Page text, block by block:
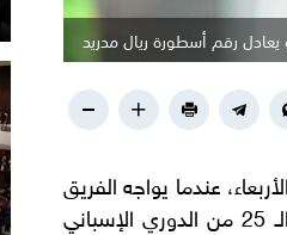
يعادل رقم أسطورة ريال مدريد
عندما يواجه الفريق
العاصمي، ضيفه لاس بالماس في ملعبه سانتياجو برنابيو، لحساب الجولة الـ 25 من الدوري الإسباني